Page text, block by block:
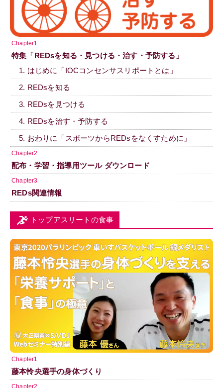
Chapter1
特集「REDsを知る・見つける・治す・予防する」
1. はじめに「IOCコンセンサスリポートとは」
2. REDsを知る
3. REDsを見つける
4. REDsを治す・予防する
5. おわりに「スポーツからREDsをなくすために」
Chapter2
配布・学習・指導用ツール ダウンロード
Chapter3
REDs関連情報
トップアスリートの食事
Chapter1
藤本怜央選手の身体づくり
Chapter2